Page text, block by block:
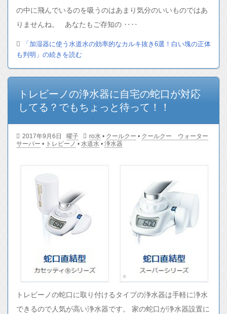
の中に飛んでいるのを吸うのはあまり気分のいいものではあ
りませんね。 あなたもご存知の ‥‥
「加湿器に使う水道水の効率的なカルキ抜き6選！白い塊の正体
も判明」の続きを読む
トレビーノの浄水器に自宅の蛇口が対応
してる？でもちょっと待って！！
2017年9月6日 曜子 ro水 • クールクー • クールクー ウォーター
サーバー • トレビーノ • 水道水 • 浄水器
トレビーノの蛇口に取り付けるタイプの浄水器は手軽に浄水
できるので人気が高い浄水器です。 家の蛇口が浄水器設置に